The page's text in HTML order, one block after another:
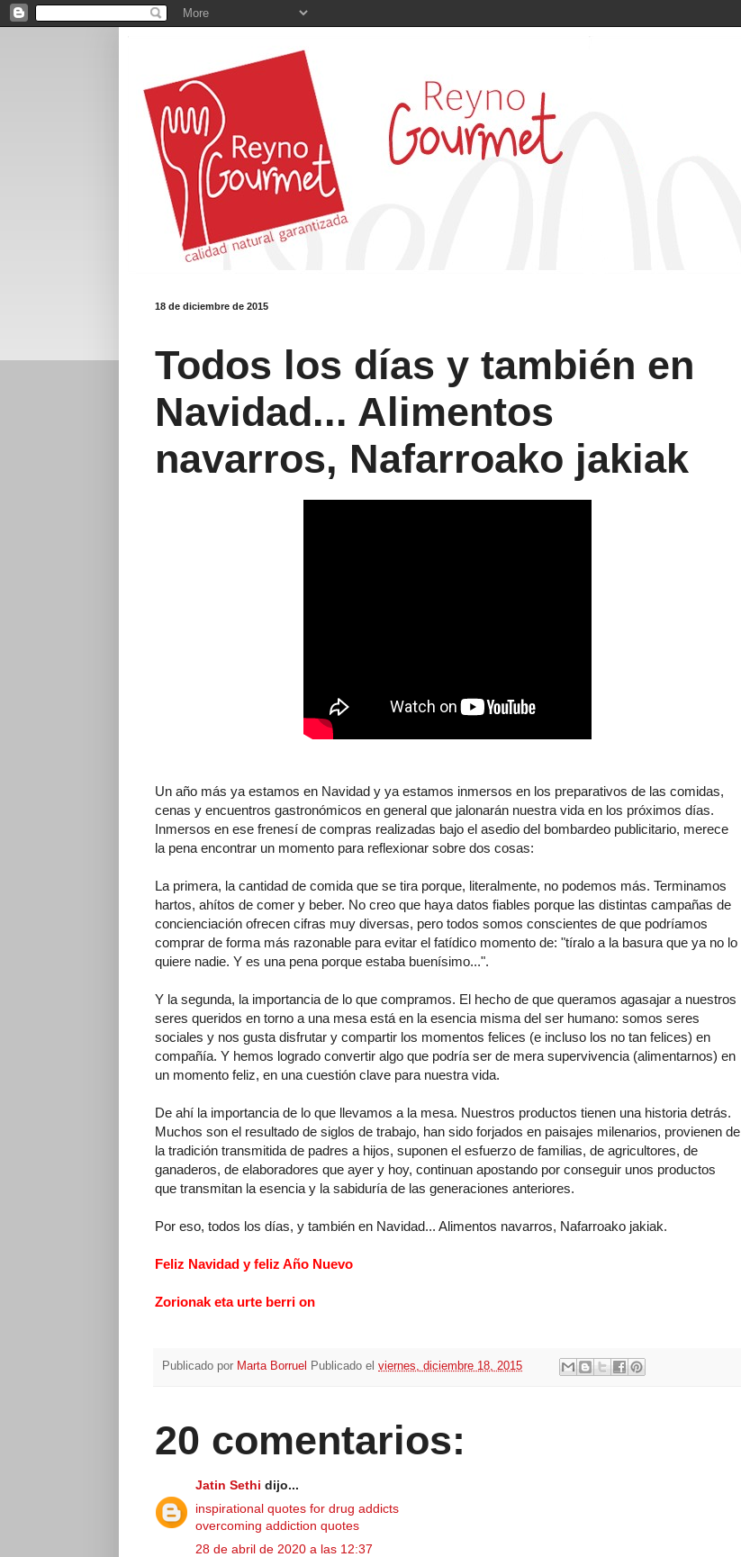
18 de diciembre de 2015
Todos los días y también en
Navidad... Alimentos
navarros, Nafarroako jakiak
Un año más ya estamos en Navidad y ya estamos inmersos en los preparativos de las comidas,
cenas y encuentros gastronómicos en general que jalonarán nuestra vida en los próximos días.
Inmersos en ese frenesí de compras realizadas bajo el asedio del bombardeo publicitario, merece
la pena encontrar un momento para reflexionar sobre dos cosas:
La primera, la cantidad de comida que se tira porque, literalmente, no podemos más. Terminamos
hartos, ahítos de comer y beber. No creo que haya datos fiables porque las distintas campañas de
concienciación ofrecen cifras muy diversas, pero todos somos conscientes de que podríamos
comprar de forma más razonable para evitar el fatídico momento de: "tíralo a la basura que ya no lo
quiere nadie. Y es una pena porque estaba buenísimo...".
Y la segunda, la importancia de lo que compramos. El hecho de que queramos agasajar a nuestros
seres queridos en torno a una mesa está en la esencia misma del ser humano: somos seres
sociales y nos gusta disfrutar y compartir los momentos felices (e incluso los no tan felices) en
compañía. Y hemos logrado convertir algo que podría ser de mera supervivencia (alimentarnos) en
un momento feliz, en una cuestión clave para nuestra vida.
De ahí la importancia de lo que llevamos a la mesa. Nuestros productos tienen una historia detrás.
Muchos son el resultado de siglos de trabajo, han sido forjados en paisajes milenarios, provienen de
la tradición transmitida de padres a hijos, suponen el esfuerzo de familias, de agricultores, de
ganaderos, de elaboradores que ayer y hoy, continuan apostando por conseguir unos productos
que transmitan la esencia y la sabiduría de las generaciones anteriores.
Por eso, todos los días, y también en Navidad... Alimentos navarros, Nafarroako jakiak.
Feliz Navidad y feliz Año Nuevo
Zorionak eta urte berri on
Publicado por Marta Borruel Publicado el viernes, diciembre 18, 2015
20 comentarios:
Jatin Sethi dijo...
inspirational quotes for drug addicts
overcoming addiction quotes
28 de abril de 2020 a las 12:37